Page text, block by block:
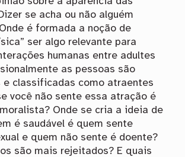
se acha ou não alguém
é formada a noção de
ser algo relevante para
humanas entre adultes
as pessoas são
e classificadas como atraentes
você não sente essa atração é
Onde se cria a ideia de
é saudável é quem sente
e quem não sente é doente?
são mais rejeitados? E quais